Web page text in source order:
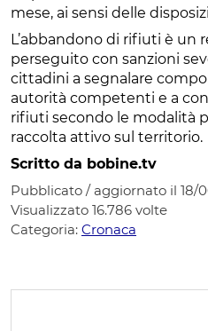
mese, ai sensi delle
L’abbandono di rifiuti è un
perseguito con sanzioni
cittadini a segnalare
autorità competenti e a
rifiuti secondo le modalità
raccolta attivo sul territorio.
Scritto da bobine.tv
Pubblicato / aggiornato il 18/
Visualizzato 16.786 volte
Categoria: Cronaca